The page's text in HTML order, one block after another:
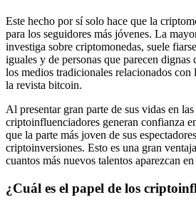
Este hecho por sí solo hace que la
para los seguidores más jóvenes. La
investiga sobre criptomonedas, suele
iguales y de personas que parecen dignas
los medios tradicionales relacionados con
la revista bitcoin.
Al presentar gran parte de sus vidas en
criptoinfluenciadores generan confianza
que la parte más joven de sus
criptoinversiones. Esto es una gran
cuantos más nuevos talentos aparezcan
¿Cuál es el papel de los